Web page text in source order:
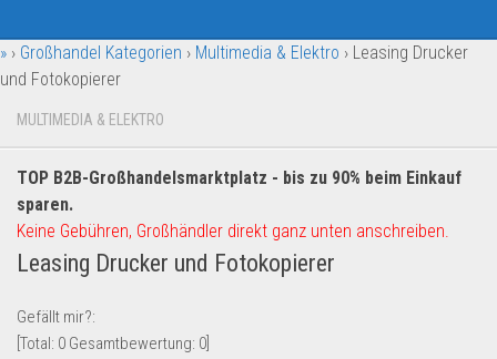
Garten & Werkzeug
Geschäft, Büro & Schreibwaren
Geschenkartikel
Handy und Smartphone
Kosmetik & Pflege
Lebensmittel & Getränke
Multimedia & Elektro
Münzen
» › Großhandel Kategorien › Multimedia & Elektro › Leasing Drucker
und Fotokopierer
MULTIMEDIA & ELEKTRO
TOP B2B-Großhandelsmarktplatz - bis zu 90% beim Einkauf
sparen.
Keine Gebühren, Großhändler direkt ganz unten anschreiben.
Leasing Drucker und Fotokopierer
Gefällt mir?:
[Total: 0 Gesamtbewertung: 0